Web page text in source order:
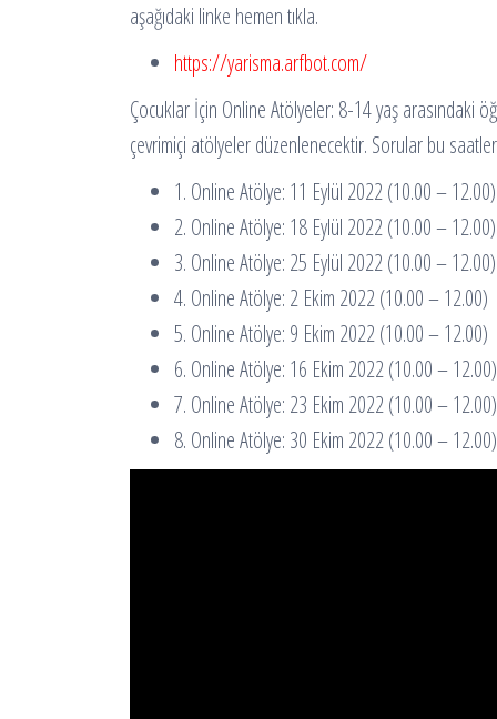
aşağıdaki linke hemen tıkla.
https://yarisma.arfbot.com/
Çocuklar İçin Online Atölyeler: 8-14 yaş arasındaki
çevrimiçi atölyeler düzenlenecektir. Sorular bu
1. Online Atölye: 11 Eylül 2022 (10.00 – 12.00)
2. Online Atölye: 18 Eylül 2022 (10.00 – 12.00)
3. Online Atölye: 25 Eylül 2022 (10.00 – 12.00)
4. Online Atölye: 2 Ekim 2022 (10.00 – 12.00)
5. Online Atölye: 9 Ekim 2022 (10.00 – 12.00)
6. Online Atölye: 16 Ekim 2022 (10.00 – 12.00)
7. Online Atölye: 23 Ekim 2022 (10.00 – 12.00)
8. Online Atölye: 30 Ekim 2022 (10.00 – 12.00)